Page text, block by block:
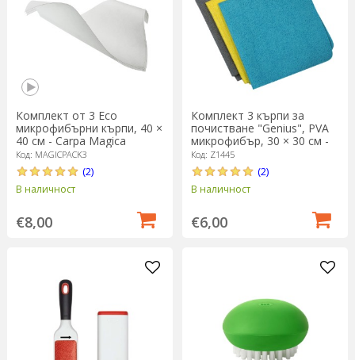
Комплект от 3 Еcо
микрофибърни кърпи, 40 ×
40 см - Carpa Magica
Код: MAGICPACK3
(2)
В наличност
€8,00
Комплект 3 кърпи за
почистване "Genius", PVA
микрофибър, 30 × 30 см -
Zokura
Код: Z1445
(2)
В наличност
€6,00